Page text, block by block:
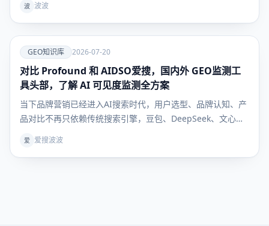
候，根本不看这些。 他们问AI："敏感肌用什么面霜不踩
波 波波
爱
GEO知识
库
GEO知识库 2026-07-20
对比 Profound 和 AIDSO爱搜，国内外 GEO监测工
具头部，了解 AI 可见度监测全方案
当下品牌营销已经进入AI搜索时代，用户选型、品牌认知、产
品对比不再只依赖传统搜索引擎，豆包、DeepSeek、文心一
GEO（生成式引擎优化）彻底解决“如何让AI主动推荐自家品
爱 爱搜波波